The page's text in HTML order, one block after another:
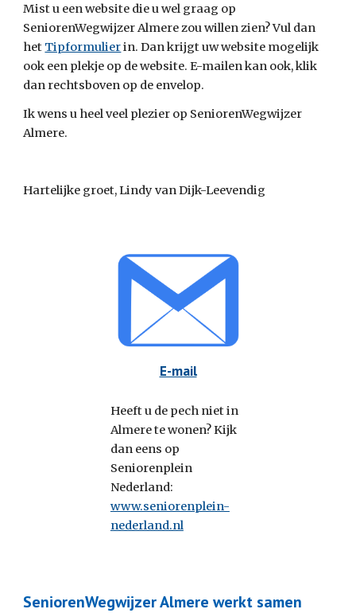
Mist u een website die u wel graag op
SeniorenWegwijzer Almere zou willen zien? Vul dan
het Tipformulier in. Dan krijgt uw website mogelijk
ook een plekje op de website. E-mailen kan ook, klik
dan rechtsboven op de envelop.
Ik wens u heel veel plezier op SeniorenWegwijzer
Almere.
Hartelijke groet, Lindy van Dijk-Leevendig
E-mail
Heeft u de pech niet in
Almere te wonen? Kijk
dan eens op
Seniorenplein
www.seniorenplein-
nederland.nl
SeniorenWegwijzer Almere werkt samen